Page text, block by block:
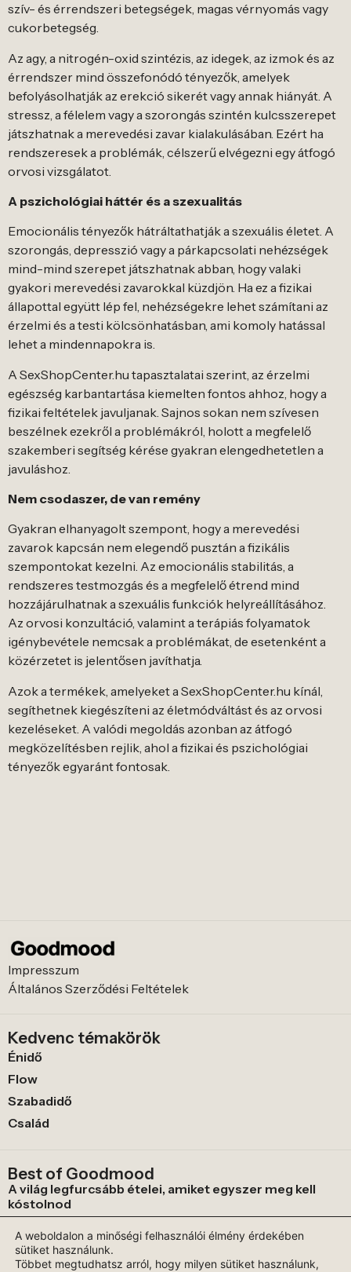
szív- és érrendszeri betegségek, magas vérnyomás vagy
cukorbetegség.
Az agy, a nitrogén-oxid szintézis, az idegek, az izmok és az
érrendszer mind összefonódó tényezők, amelyek
befolyásolhatják az erekció sikerét vagy annak hiányát. A
stressz, a félelem vagy a szorongás szintén kulcsszerepet
játszhatnak a merevedési zavar kialakulásában. Ezért ha
rendszeresek a problémák, célszerű elvégezni egy átfogó
orvosi vizsgálatot.
A pszichológiai háttér és a szexualitás
Emocionális tényezők hátráltathatják a szexuális életet. A
szorongás, depresszió vagy a párkapcsolati nehézségek
mind-mind szerepet játszhatnak abban, hogy valaki
gyakori merevedési zavarokkal küzdjön. Ha ez a fizikai
állapottal együtt lép fel, nehézségekre lehet számítani az
érzelmi és a testi kölcsönhatásban, ami komoly hatással
lehet a mindennapokra is.
A SexShopCenter.hu tapasztalatai szerint, az érzelmi
egészség karbantartása kiemelten fontos ahhoz, hogy a
fizikai feltételek javuljanak. Sajnos sokan nem szívesen
beszélnek ezekről a problémákról, holott a megfelelő
szakemberi segítség kérése gyakran elengedhetetlen a
javuláshoz.
Nem csodaszer, de van remény
Gyakran elhanyagolt szempont, hogy a merevedési
zavarok kapcsán nem elegendő pusztán a fizikális
szempontokat kezelni. Az emocionális stabilitás, a
rendszeres testmozgás és a megfelelő étrend mind
hozzájárulhatnak a szexuális funkciók helyreállításához.
Az orvosi konzultáció, valamint a terápiás folyamatok
igénybevétele nemcsak a problémákat, de esetenként a
közérzetet is jelentősen javíthatja.
Azok a termékek, amelyeket a SexShopCenter.hu kínál,
segíthetnek kiegészíteni az életmódváltást és az orvosi
kezeléseket. A valódi megoldás azonban az átfogó
megközelítésben rejlik, ahol a fizikai és pszichológiai
tényezők egyaránt fontosak.
Impresszum
Általános Szerződési Feltételek
Kedvenc témakörök
Énidő
Flow
Szabadidő
Család
Best of Goodmood
A világ legfurcsább ételei, amiket egyszer meg kell
kóstolnod
akkor is, ha bénák vagyunk
Hogyan mentsd meg az agyad a leégéstől, ez a mikro-
A weboldalon a minőségi felhasználói élmény érdekében
sütiket használunk.
Többet megtudhatsz arról, hogy milyen sütiket használunk,